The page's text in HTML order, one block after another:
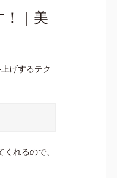
！｜美
げするテク
れるので、